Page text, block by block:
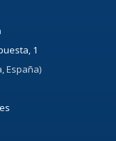
1
España)